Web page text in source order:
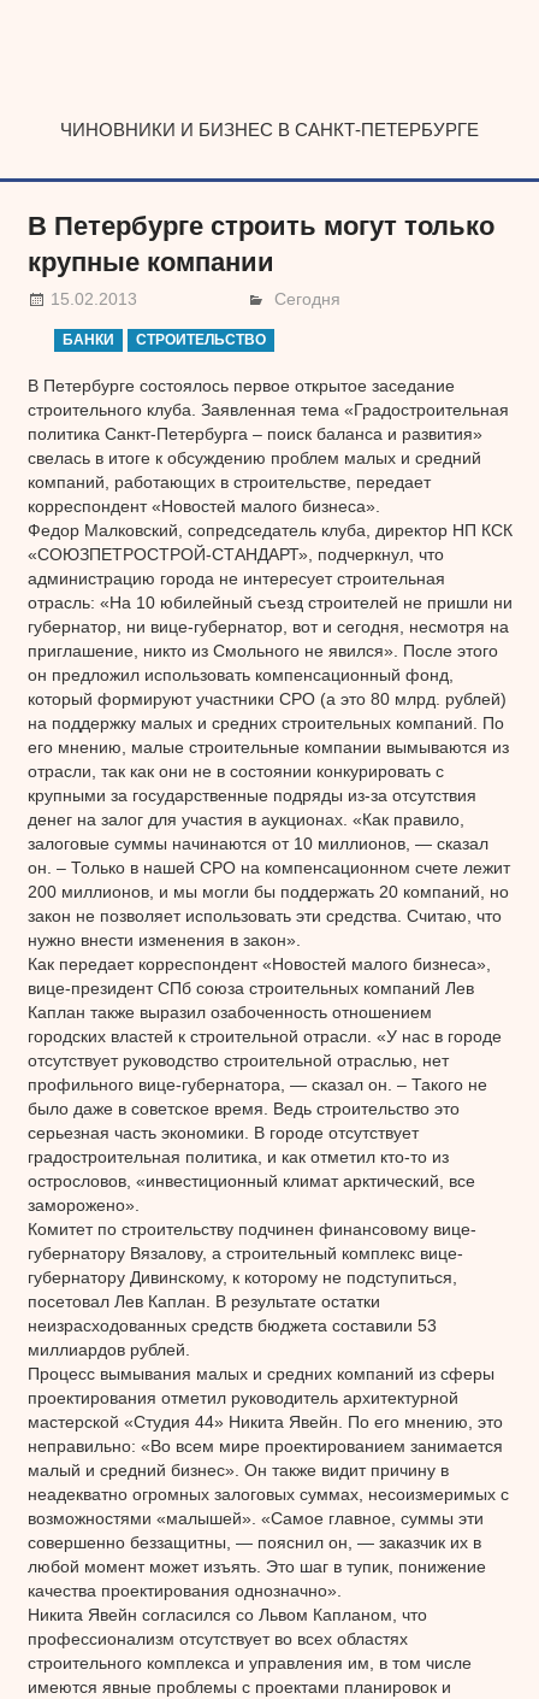
ЧИНОВНИКИ И БИЗНЕС В САНКТ-ПЕТЕРБУРГЕ
В Петербурге строить могут только
крупные компании
15.02.2013 Сегодня
БАНКИ СТРОИТЕЛЬСТВО
В Петербурге состоялось первое открытое заседание
строительного клуба. Заявленная тема «Градостроительная
политика Санкт-Петербурга – поиск баланса и развития»
свелась в итоге к обсуждению проблем малых и средний
компаний, работающих в строительстве, передает
корреспондент «Новостей малого бизнеса».
Федор Малковский, сопредседатель клуба, директор НП КСК
«СОЮЗПЕТРОСТРОЙ-СТАНДАРТ», подчеркнул, что
администрацию города не интересует строительная
отрасль: «На 10 юбилейный съезд строителей не пришли ни
губернатор, ни вице-губернатор, вот и сегодня, несмотря на
приглашение, никто из Смольного не явился». После этого
он предложил использовать компенсационный фонд,
который формируют участники СРО (а это 80 млрд. рублей)
на поддержку малых и средних строительных компаний. По
его мнению, малые строительные компании вымываются из
отрасли, так как они не в состоянии конкурировать с
крупными за государственные подряды из-за отсутствия
денег на залог для участия в аукционах. «Как правило,
залоговые суммы начинаются от 10 миллионов, — сказал
он. – Только в нашей СРО на компенсационном счете лежит
200 миллионов, и мы могли бы поддержать 20 компаний, но
закон не позволяет использовать эти средства. Считаю, что
нужно внести изменения в закон».
Как передает корреспондент «Новостей малого бизнеса»,
вице-президент СПб союза строительных компаний Лев
Каплан также выразил озабоченность отношением
городских властей к строительной отрасли. «У нас в городе
отсутствует руководство строительной отраслью, нет
профильного вице-губернатора, — сказал он. – Такого не
было даже в советское время. Ведь строительство это
серьезная часть экономики. В городе отсутствует
градостроительная политика, и как отметил кто-то из
острословов, «инвестиционный климат арктический, все
заморожено».
Комитет по строительству подчинен финансовому вице-
губернатору Вязалову, а строительный комплекс вице-
губернатору Дивинскому, к которому не подступиться,
посетовал Лев Каплан. В результате остатки
неизрасходованных средств бюджета составили 53
миллиардов рублей.
Процесс вымывания малых и средних компаний из сферы
проектирования отметил руководитель архитектурной
мастерской «Студия 44» Никита Явейн. По его мнению, это
неправильно: «Во всем мире проектированием занимается
малый и средний бизнес». Он также видит причину в
неадекватно огромных залоговых суммах, несоизмеримых с
возможностями «малышей». «Самое главное, суммы эти
совершенно беззащитны, — пояснил он, — заказчик их в
любой момент может изъять. Это шаг в тупик, понижение
качества проектирования однозначно».
Никита Явейн согласился со Львом Капланом, что
профессионализм отсутствует во всех областях
строительного комплекса и управления им, в том числе
имеются явные проблемы с проектами планировок и